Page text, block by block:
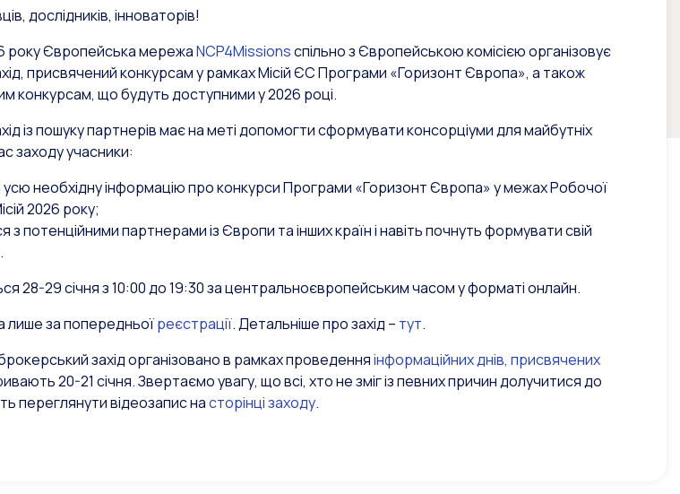
дослідників, інноваторів!
року Європейська мережаNCP4Missionsспільно з Європейською комісією організовує
присвячений конкурсам у рамках Місій ЄС Програми «Горизонт Європа», а також
конкурсам, що будуть доступними у 2026 році.
із пошуку партнерів має на меті допомогти сформувати консорціуми для майбутніх
заходу учасники:
необхідну інформацію про конкурси Програми «Горизонт Європа» у межах Робочої
2026 року;
з потенційними партнерами із Європи та інших країн і навіть почнуть формувати свій
28-29 січня з 10:00 до 19:30 за центральноєвропейським часом у форматі онлайн.
лише за попередньоїреєстрації. Детальніше про захід – тут.
захід організовано в рамках проведенняінформаційних днів, присвячених
20-21 січня. Звертаємо увагу, що всі, хто не зміг із певних причин долучитися до
переглянути відеозапис насторінці заходу.